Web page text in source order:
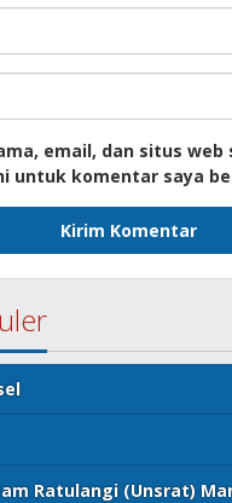
email, dan situs web
untuk komentar saya
Ratulangi (Unsrat)